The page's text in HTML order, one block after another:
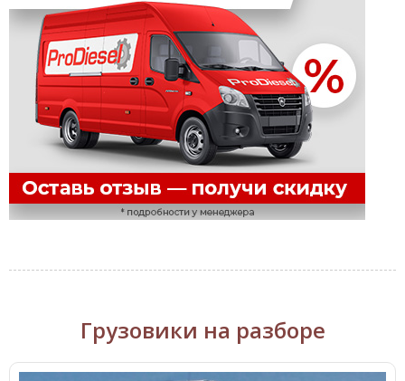
Грузовики на разборе